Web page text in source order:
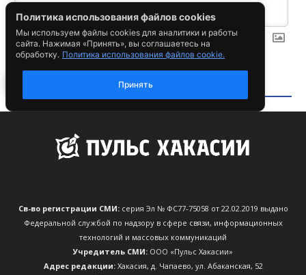
Св-во регистрации СМИ:серия Эл № ФС77-75058 от 22.02.2019 выдано
Федеральной службой по надзору в сфере связи, информационных
технологий и массовых коммуникаций
Учредитель СМИ: ООО «Пульс Хакасии»
Адрес редакции:Хакасия, д. Чапаево, ул. Абаканская, 52